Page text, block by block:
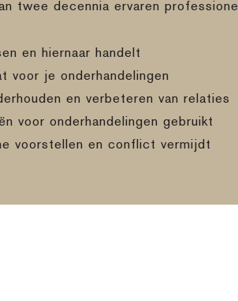
twee decennia ervaren
en hiernaar handelt
voor je onderhandelingen
en verbeteren van relaties
voor onderhandelingen gebruikt
voorstellen en conflict vermijdt